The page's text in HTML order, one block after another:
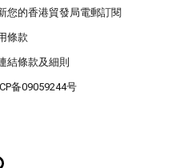
您的香港貿發局電郵訂閱
條款
結條款及細則
备09059244号